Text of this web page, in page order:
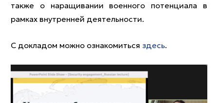
также о наращивании военного потенциала в
рамках внутренней деятельности.
С докладом можно ознакомиться здесь.